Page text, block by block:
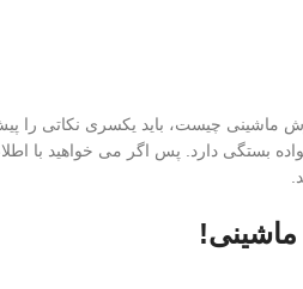
ماشینی چیست، باید یکسری نکاتی را
بستگی دارد. پس اگر می خواهید با